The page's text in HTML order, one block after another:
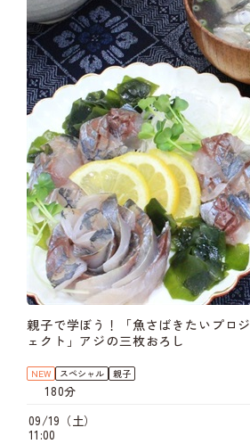
親子で学ぼう！「魚さばきたいプロジ
ェクト」アジの三枚おろし
NEW スペシャル 親子
180分
09/19（土）
11:00